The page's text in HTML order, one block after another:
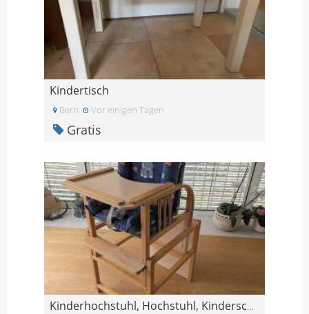
Kindertisch
Bern Vor einigen Tagen
Gratis
Kinderhochstuhl, Hochstuhl, Kinderschreibtisch mit